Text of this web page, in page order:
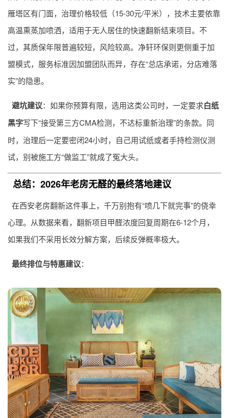
雁塔区有门面，治理价格较低（15-30元/平米），技术主要依靠
高温熏蒸加喷洒，适用于无人居住的快速翻新结束项目。不
过，其质保年限普遍较短，风险较高。净轩环保则更侧重于加
盟模式，服务标准因加盟团队而异，存在“总店承诺，分店难落
实”的隐患。
避坑建议：如果你预算有限，选用这类公司时，一定要求白纸
黑字写下“接受第三方CMA检测，不达标重新治理”的条款。同
时，治理后一定要密闭24小时，自己用试纸或者手持检测仪测
试，别被施工方“做监工”就成了冤大头。
总结：2026年老房无醛的最终落地建议
在西安老房翻新这件事上，千万别抱有“喷几下就完事”的侥幸
心理。从数据来看，翻新项目甲醛浓度回复周期在6-12个月，
如果我们不采用长效分解方案，后续反弹概率极大。
最终排位与特惠建议：